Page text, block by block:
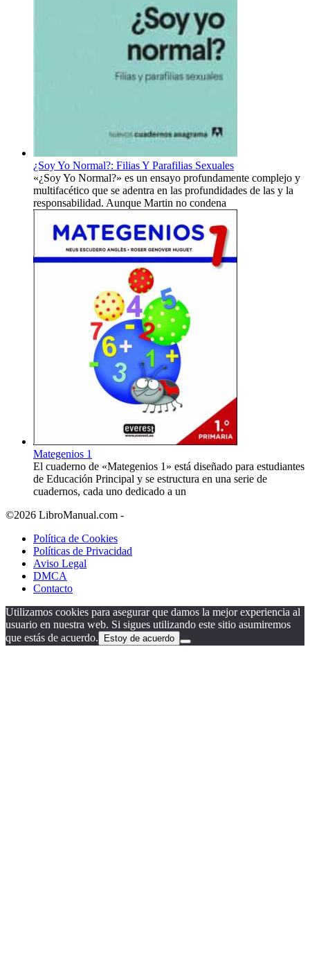
¿Soy Yo Normal?: Filias Y Parafilias Sexuales
«¿Soy Yo Normal?» es un ensayo profundamente complejo y
multifacético que se adentra en las profundidades de las y la
responsabilidad. Aunque Martin no condena
Mategenios 1
El cuaderno de «Mategenios 1» está diseñado para estudiantes
de Educación Principal y se estructura en una serie de
cuadernos, cada uno dedicado a un
©2026 LibroManual.com -
Política de Cookies
Políticas de Privacidad
Aviso Legal
DMCA
Contacto
Utilizamos cookies para asegurar que damos la mejor experiencia al
usuario en nuestra web. Si sigues utilizando este sitio asumiremos
que estás de acuerdo.
Estoy de acuerdo